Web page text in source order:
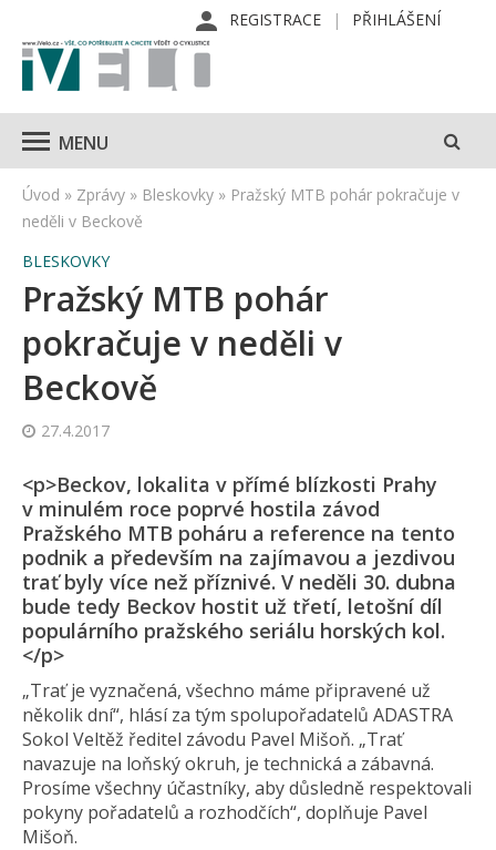
REGISTRACE PŘIHLÁŠENÍ
MENU
Úvod » Zprávy » Bleskovky » Pražský MTB pohár pokračuje v
neděli v Beckově
BLESKOVKY
Pražský MTB pohár
pokračuje v neděli v
Beckově
27.4.2017
<p>Beckov, lokalita v přímé blízkosti Prahy
v minulém roce poprvé hostila závod
Pražského MTB poháru a reference na tento
podnik a především na zajímavou a jezdivou
trať byly více než příznivé. V neděli 30. dubna
bude tedy Beckov hostit už třetí, letošní díl
populárního pražského seriálu horských kol.
</p>
„Trať je vyznačená, všechno máme připravené už
několik dní“, hlásí za tým spolupořadatelů ADASTRA
Sokol Veltěž ředitel závodu Pavel Mišoň. „Trať
navazuje na loňský okruh, je technická a zábavná.
Prosíme všechny účastníky, aby důsledně respektovali
pokyny pořadatelů a rozhodčích“, doplňuje Pavel
Mišoň.